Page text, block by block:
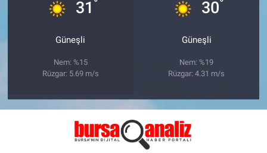
31 °
Güneşli
Nem: %15
Rüzgar: 5.69 m/s
30°
Güneşli
Nem: %19
Rüzgar: 4.31 m/s